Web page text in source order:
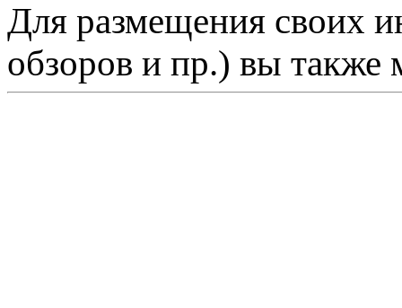
Для размещения своих
обзоров и пр.) вы также